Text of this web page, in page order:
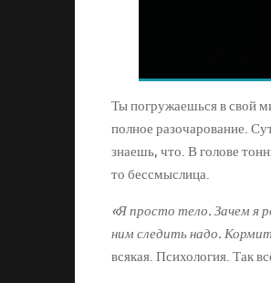
Ты погружаешься в свой
полное разочарование.
знаешь, что. В голове
то бессмыслица.
«Я просто тело. Зачем я
ним следить надо.
всякая. Психология. Так